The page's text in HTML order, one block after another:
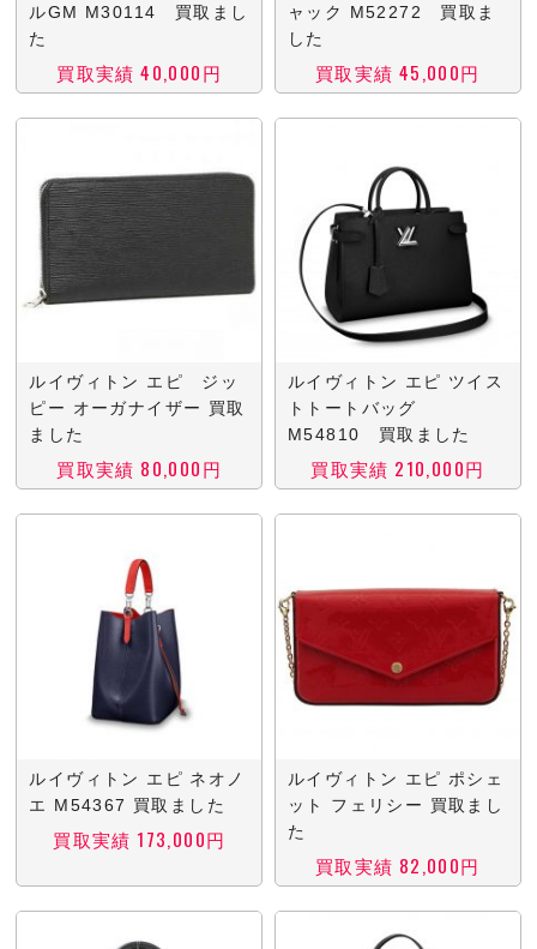
ルGM M30114 買取まし
た
買取実績 40,000円
ャック M52272 買取ま
した
買取実績 45,000円
ルイヴィトン エピ ジッ
ピー オーガナイザー 買取
ました
買取実績 80,000円
ルイヴィトン エピ ツイス
トトートバッグ
M54810 買取ました
買取実績 210,000円
ルイヴィトン エピ ネオノ
エ M54367 買取ました
買取実績 173,000円
ルイヴィトン エピ ポシェ
ット フェリシー 買取まし
た
買取実績 82,000円